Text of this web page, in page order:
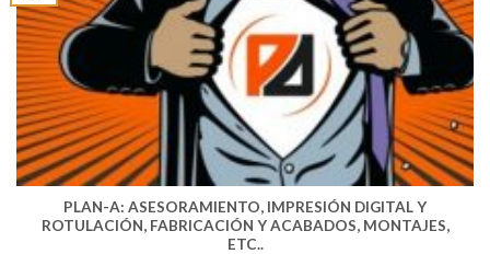
PLAN-A: ASESORAMIENTO, IMPRESIÓN DIGITAL Y
ROTULACIÓN, FABRICACIÓN Y ACABADOS, MONTAJES,
ETC..